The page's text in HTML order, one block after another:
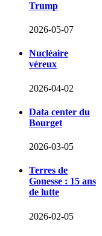
Trump
2026-05-07
Nucléaire
véreux
2026-04-02
Data center du
Bourget
2026-03-05
Terres de
Gonesse : 15 ans
de lutte
2026-02-05